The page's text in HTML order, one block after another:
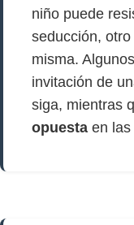
niño puede
seducción,
misma.
invitación de
siga, mientras
opuesta en